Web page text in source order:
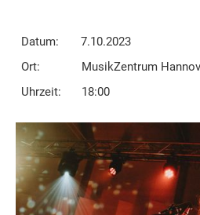
Datum:
7.10.2023
Ort:
MusikZentrum
Uhrzeit:
18:00